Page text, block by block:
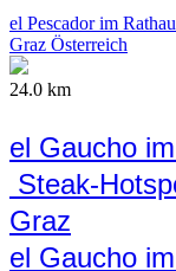
el Pescador im
Graz Österreich
24.0 km
el Gaucho
Steak-
Graz
el Gaucho